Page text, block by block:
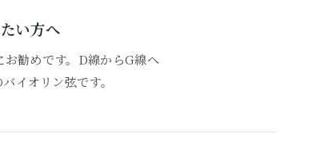
い方へ
勧めです。D線からG線へ
イオリン弦です。